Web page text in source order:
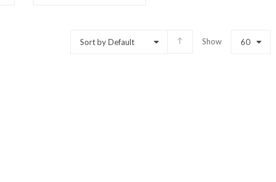
Sort by Default Show 60